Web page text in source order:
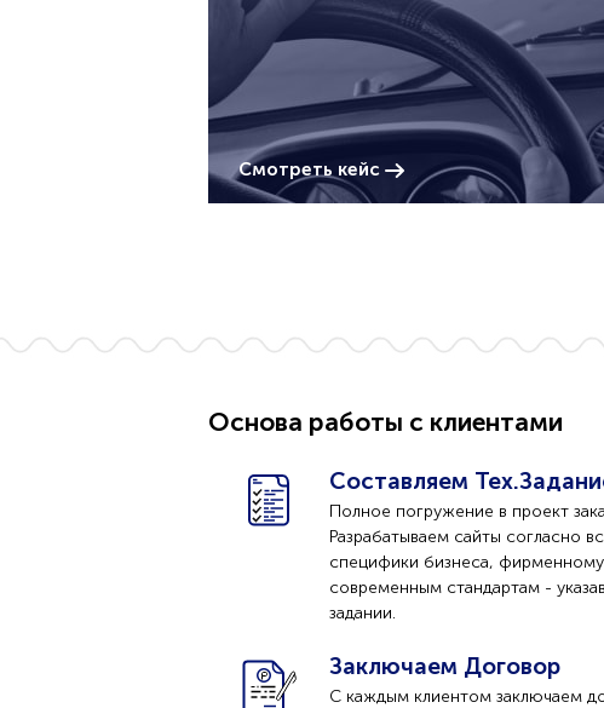
Смотреть кейс
Основа работы с клиентами
Составляем
Полное погружение в проект
Разрабатываем сайты согласно
специфики бизнеса,
современным стандартам -
задании.
Заключаем Договор
С каждым клиентом заключаем